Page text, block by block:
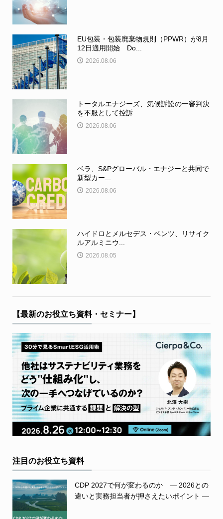
EU包装・包装廃棄物規則（PPWR）が8月
12日適用開始 Do...
2026.08.06
トータルエナジーズ、気候訴訟の一審判決
を不服として控訴
2026.08.06
ベラ、S&Pグローバル・エナジーと共同で
新型カー...
2026.08.06
ハイドロとメルセデス・ベンツ、リサイク
ルアルミニウ...
2026.08.05
【最新のお役立ち資料・セミナー】
注目のお役立ち資料
CDP 2027で何が変わるのか ― 2026との
違いと実務担当者が押さえたいポイント ―